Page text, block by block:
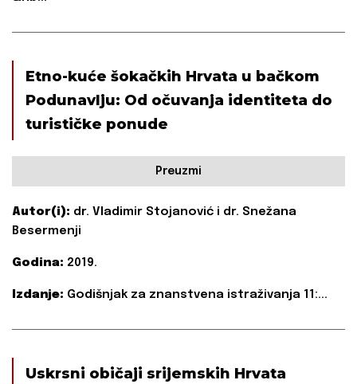
Etno-kuće šokačkih Hrvata u bačkom
Podunavlju: Od očuvanja identiteta do
turističke ponude
Preuzmi
Autor(i): dr. Vladimir Stojanović i dr. Snežana
Besermenji
Godina: 2019.
Izdanje: Godišnjak za znanstvena istraživanja 11:...
Uskrsni običaji srijemskih Hrvata